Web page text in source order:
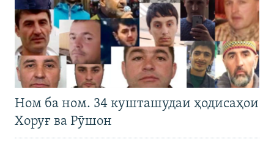
Ном ба ном. 34 кушташудаи ҳодисаҳои
Хоруғ ва Рӯшон